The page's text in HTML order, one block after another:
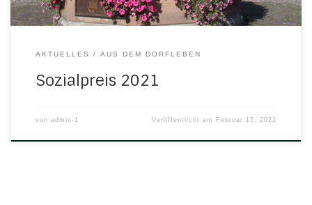
AKTUELLES AUS DEM DORFLEBEN
Sozialpreis 2021
von admin-1 Veröffentlicht am Februar 15, 2022